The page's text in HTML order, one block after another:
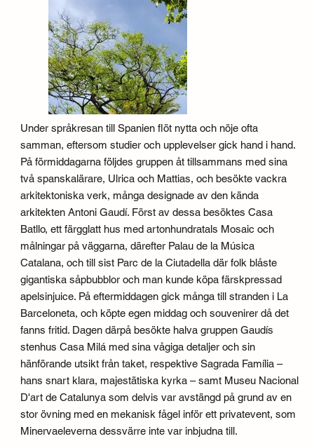
Under språkresan till Spanien flöt nytta och nöje ofta
samman, eftersom studier och upplevelser gick hand i hand.
På förmiddagarna följdes gruppen åt tillsammans med sina
två spanskalärare, Ulrica och Mattias, och besökte vackra
arkitektoniska verk, många designade av den kända
arkitekten Antoni Gaudí. Först av dessa besöktes Casa
Batllo, ett färgglatt hus med artonhundratals Mosaic och
målningar på väggarna, därefter Palau de la Música
Catalana, och till sist Parc de la Ciutadella där folk blåste
gigantiska såpbubblor och man kunde köpa färskpressad
apelsinjuice. På eftermiddagen gick många till stranden i La
Barceloneta, och köpte egen middag och souvenirer då det
fanns fritid. Dagen därpå besökte halva gruppen Gaudís
stenhus Casa Milá med sina vågiga detaljer och sin
hänförande utsikt från taket, respektive Sagrada Família –
hans snart klara, majestätiska kyrka – samt Museu Nacional
D'art de Catalunya som delvis var avstängd på grund av en
stor övning med en mekanisk fågel inför ett privatevent, som
Minervaeleverna dessvärre inte var inbjudna till.